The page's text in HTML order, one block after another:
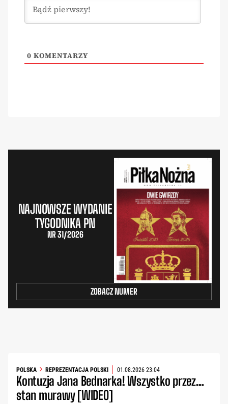
0 KOMENTARZY
NAJNOWSZE WYDANIE
TYGODNIKA PN
NR 31/2026
ZOBACZ NUMER
POLSKA REPREZENTACJA POLSKI 01.08.2026 23:04
Kontuzja Jana Bednarka! Wszystko przez…
stan murawy [WIDEO]